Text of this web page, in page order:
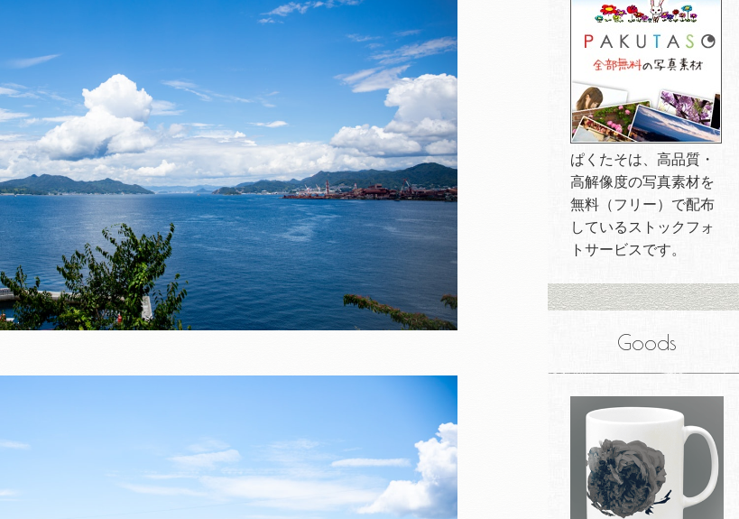
ぱくたそは、高品質・
高解像度の写真素材を
無料（フリー）で配布
しているストックフォ
トサービスです。
Goods